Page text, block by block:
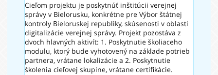
Cieľom projektu je poskytnúť inštitúcii verejnej
správy v Bielorusku, konkrétne pre Výbor štátnej
kontroly Bieloruskej republiky, skúsenosti v oblasti
digitalizácie verejnej správy. Projekt pozostáva z
dvoch hlavných aktivít: 1. Poskytnutie školiaceho
modulu, ktorý bude vyhotovený na základe potrieb
partnera, vrátane lokalizácie a 2. Poskytnutie
školenia cieľovej skupine, vrátane certifikácie.